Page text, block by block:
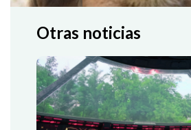
Otras noticias